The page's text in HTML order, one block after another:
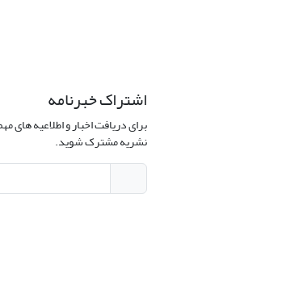
اشتراک خبرنامه
برای دریافت اخبار و اطلاعیه های
نشریه مشترک شوید.